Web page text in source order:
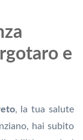
e
, la tua salute
hai subito